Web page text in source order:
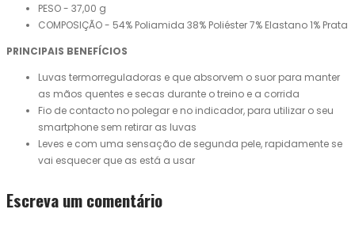
PESO - 37,00 g
COMPOSIÇÃO - 54% Poliamida 38% Poliéster 7% Elastano 1% Prata
PRINCIPAIS BENEFÍCIOS
Luvas termorreguladoras e que absorvem o suor para manter
as mãos quentes e secas durante o treino e a corrida
Fio de contacto no polegar e no indicador, para utilizar o seu
smartphone sem retirar as luvas
Leves e com uma sensação de segunda pele, rapidamente se
vai esquecer que as está a usar
Escreva um comentário